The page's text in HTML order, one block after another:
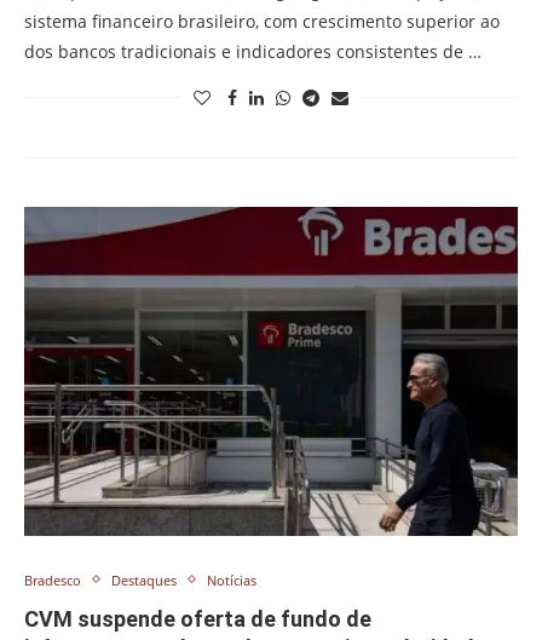
sistema financeiro brasileiro, com crescimento superior ao
dos bancos tradicionais e indicadores consistentes de …
Bradesco Destaques Notícias
CVM suspende oferta de fundo de